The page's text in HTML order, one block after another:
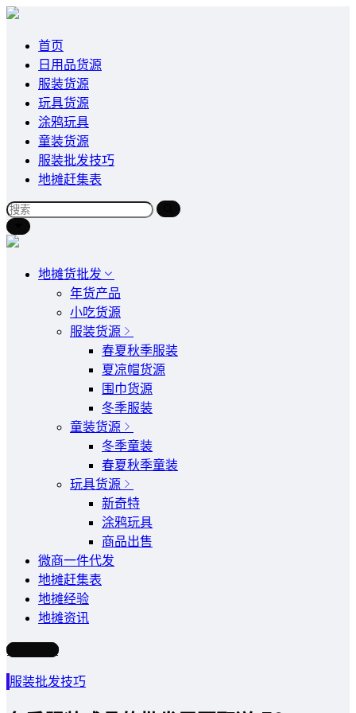
首页
日用品货源
服装货源
玩具货源
涂鸦玩具
童装货源
服装批发技巧
地摊赶集表
地摊货批发
年货产品
小吃货源
服装货源
春夏秋季服装
夏凉帽货源
围巾货源
冬季服装
童装货源
冬季童装
春夏秋季童装
玩具货源
新奇特
涂鸦玩具
商品出售
微商一件代发
地摊赶集表
地摊经验
地摊资讯
写文章
服装批发技巧